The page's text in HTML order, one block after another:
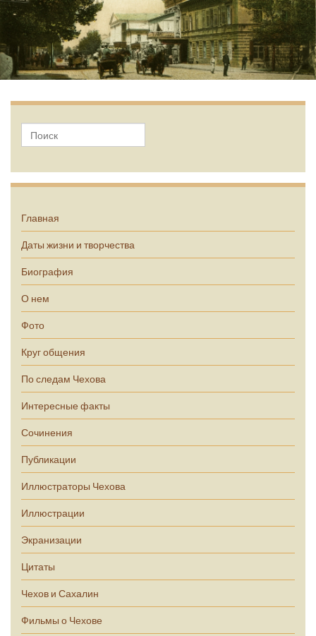
Главная
Даты жизни и творчества
Биография
О нем
Фото
Круг общения
По следам Чехова
Интересные факты
Сочинения
Публикации
Иллюстраторы Чехова
Иллюстрации
Экранизации
Цитаты
Чехов и Сахалин
Фильмы о Чехове